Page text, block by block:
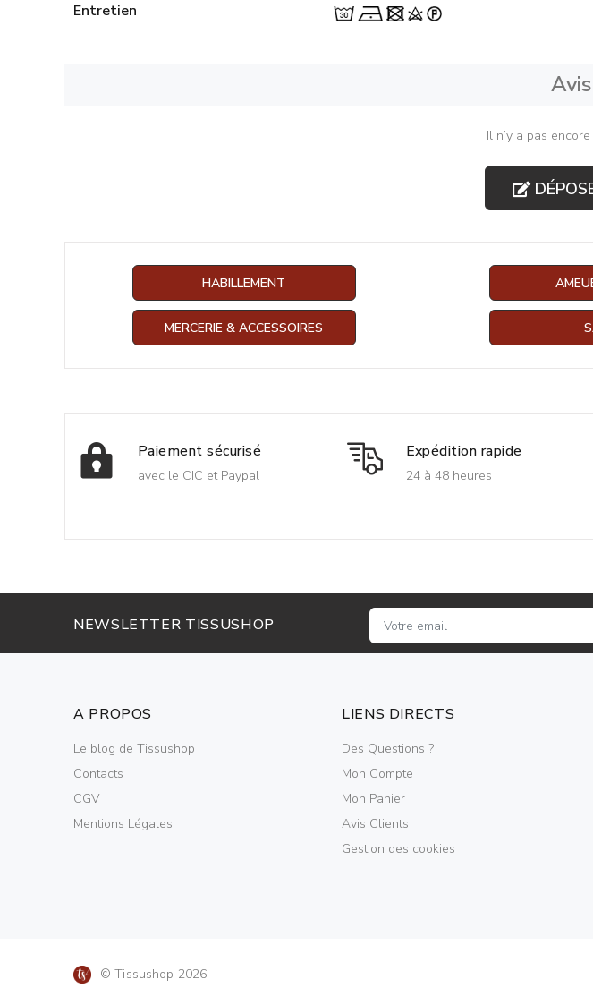
Entretien
Il n’y a pas
HABILLEMENT
MERCERIE & ACCESSOIRES
Paiement sécurisé
avec le CIC et Paypal
Expédition rapide
24 à 48 heures
NEWSLETTER TISSUSHOP
A PROPOS
Le blog de Tissushop
Contacts
CGV
Mentions Légales
LIENS DIRECTS
Des Questions ?
Mon Compte
Mon Panier
Avis Clients
Gestion des cookies
© Tissushop 2026